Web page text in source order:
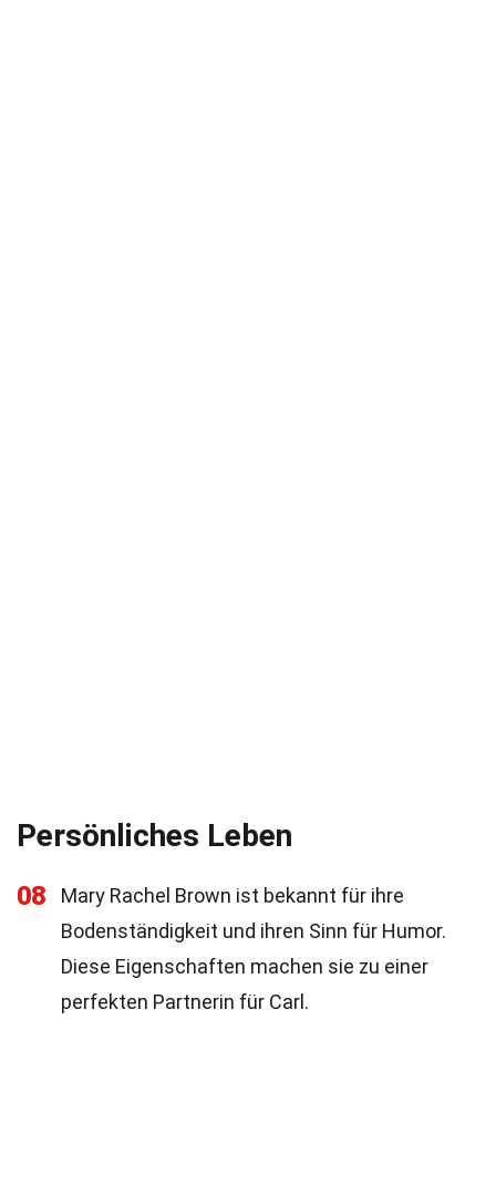
Persönliches Leben
08
Mary Rachel Brown ist bekannt für ihre
Bodenständigkeit und ihren Sinn für Humor.
Diese Eigenschaften machen sie zu einer
perfekten Partnerin für Carl.